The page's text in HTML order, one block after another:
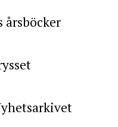
årsböcker